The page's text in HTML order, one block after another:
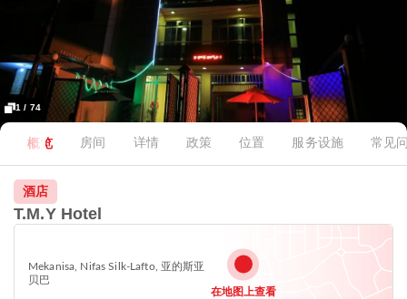
1 / 74
概览 房间 详情 政策 位置 服务设施 常见
酒店
T.M.Y Hotel
Mekanisa, Nifas Silk-Lafto, 亚的斯亚
贝巴
在地图上查看